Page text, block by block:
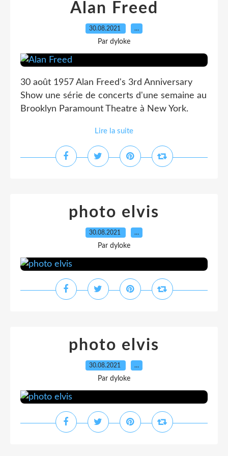
Alan Freed
30.08.2021 …
Par dyloke
30 août 1957 Alan Freed's 3rd Anniversary
Show une série de concerts d'une semaine au
Brooklyn Paramount Theatre à New York.
Lire la suite
photo elvis
30.08.2021 …
Par dyloke
photo elvis
30.08.2021 …
Par dyloke